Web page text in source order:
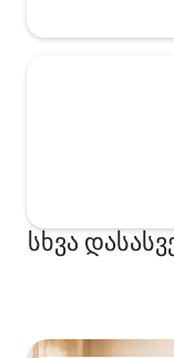
სხვა